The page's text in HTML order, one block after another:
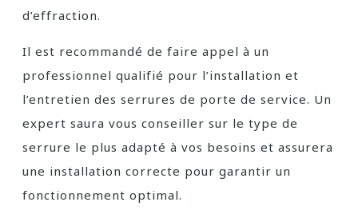
d’effraction.
Il est recommandé de faire appel à un
professionnel qualifié pour l’installation et
l’entretien des serrures de porte de service. Un
expert saura vous conseiller sur le type de
serrure le plus adapté à vos besoins et assurera
une installation correcte pour garantir un
fonctionnement optimal.